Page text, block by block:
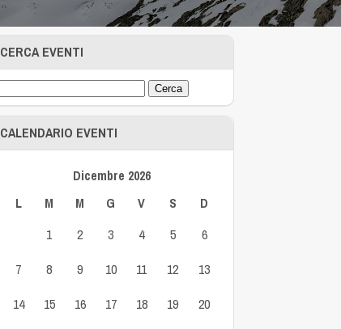
CERCA EVENTI
CALENDARIO EVENTI
Dicembre 2026
L
M M G V S
D
1
2 3 4 5
6
7
8 9 10 11 12
13
14
15 16 17 18 19 20